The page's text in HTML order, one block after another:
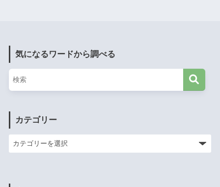
気になるワードから調べる
カテゴリー